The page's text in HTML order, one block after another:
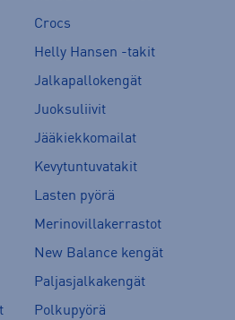
Crocs
Helly Hansen -takit
Jalkapallokengät
Juoksuliivit
Jääkiekkomailat
Kevytuntuvatakit
Lasten pyörä
Merinovillakerrastot
New Balance kengät
Paljasjalkakengät
Polkupyörä